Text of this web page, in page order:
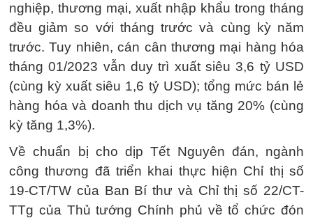
nghiệp, thương mại, xuất nhập khẩu trong tháng
đều giảm so với tháng trước và cùng kỳ năm
trước. Tuy nhiên, cán cân thương mại hàng hóa
tháng 01/2023 vẫn duy trì xuất siêu 3,6 tỷ USD
(cùng kỳ xuất siêu 1,6 tỷ USD); tổng mức bán lẻ
hàng hóa và doanh thu dịch vụ tăng 20% (cùng
kỳ tăng 1,3%).
Về chuẩn bị cho dịp Tết Nguyên đán, ngành
công thương đã triển khai thực hiện Chỉ thị số
19-CT/TW của Ban Bí thư và Chỉ thị số 22/CT-
TTg của Thủ tướng Chính phủ về tổ chức đón